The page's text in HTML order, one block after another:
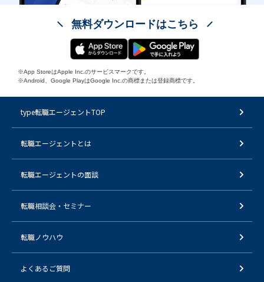
無料ダウンロードはこちら
※App StoreはApple Inc.のサービスマークです。
※Android、Google PlayはGoogle Inc.の商標または登録商標です。
type転職エージェントTOP
転職エージェントとは
転職エージェントの面談
転職相談会・セミナー
転職ノウハウ
よくあるご質問